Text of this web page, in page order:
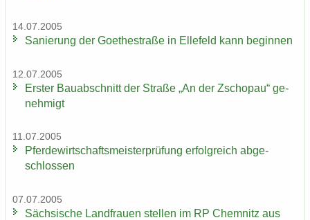
14.07.2005
Sa­nie­rung der Goe­the­stra­ße in El­le­feld kann be­gin­nen
12.07.2005
Ers­ter Bau­ab­schnitt der Stra­ße „An der Zscho­pau“ ge­
neh­migt
11.07.2005
Pfer­de­wirt­schafts­meis­ter­prü­fung er­folg­reich ab­ge­
schlos­sen
07.07.2005
Säch­si­sche Land­frau­en stel­len im RP Chem­nitz aus